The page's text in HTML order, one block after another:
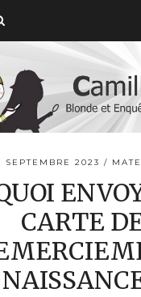
SEPTEMBRE 2023
CARTE